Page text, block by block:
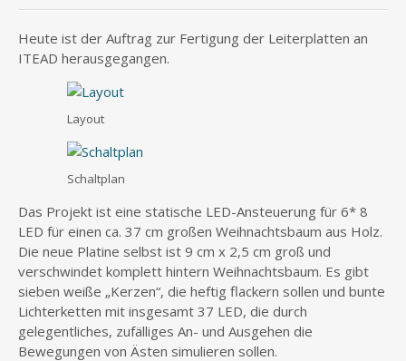
Heute ist der Auftrag zur Fertigung der Leiterplatten an
ITEAD herausgegangen.
Layout
Schaltplan
Das Projekt ist eine statische LED-Ansteuerung für 6* 8
LED für einen ca. 37 cm großen Weihnachtsbaum aus Holz.
Die neue Platine selbst ist 9 cm x 2,5 cm groß und
verschwindet komplett hintern Weihnachtsbaum. Es gibt
sieben weiße „Kerzen“, die heftig flackern sollen und bunte
Lichterketten mit insgesamt 37 LED, die durch
gelegentliches, zufälliges An- und Ausgehen die
Bewegungen von Ästen simulieren sollen.